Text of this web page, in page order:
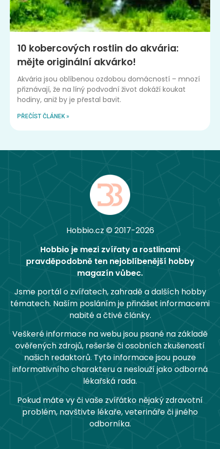
10 kobercových rostlin do akvária:
mějte originální akvárko!
Akvária jsou oblíbenou ozdobou domácností – mnozí
přiznávají, že na líný podvodní život dokáží koukat
hodiny, aniž by je přestal bavit.
PŘEČÍST ČLÁNEK »
Hobbio.cz © 2017-2026
Hobbio je mezi zvířaty a rostlinami
pravděpodobně ten nejoblíbenější hobby
magazín vůbec.
Jsme portál o zvířatech, zahradě a dalších hobby
tématech. Naším posláním je přinášet informacemi
nabité a čtivé články.
Veškeré informace na webu jsou psané na základě
ověřených zdrojů, rešerše či osobních zkušeností
našich redaktorů. Tyto informace jsou pouze
informativního charakteru a neslouží jako odborná
lékařská rada.
Pokud máte vy či vaše zvířátko nějaký zdravotní
problém, navštivte lékaře, veterináře či jiného
odborníka.